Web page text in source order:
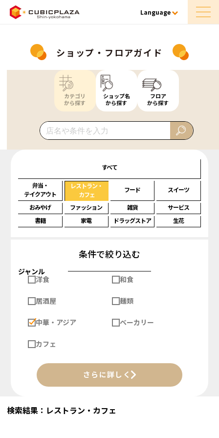
Language
ショップ・フロアガイド
カテゴリ
から探す
ショップ名
から探す
フロア
から探す
すべて
弁当・
テイクアウト
レストラン・
カフェ
フード スイーツ
おみやげ ファッション 雑貨
サービス
書籍
家電 ドラッグストア 生花
条件で絞り込む
ジャンル
洋食
和食
居酒屋 麺類
中華・アジア ベーカリー
カフェ
さらに詳しく
検索結果：レストラン・カフェ